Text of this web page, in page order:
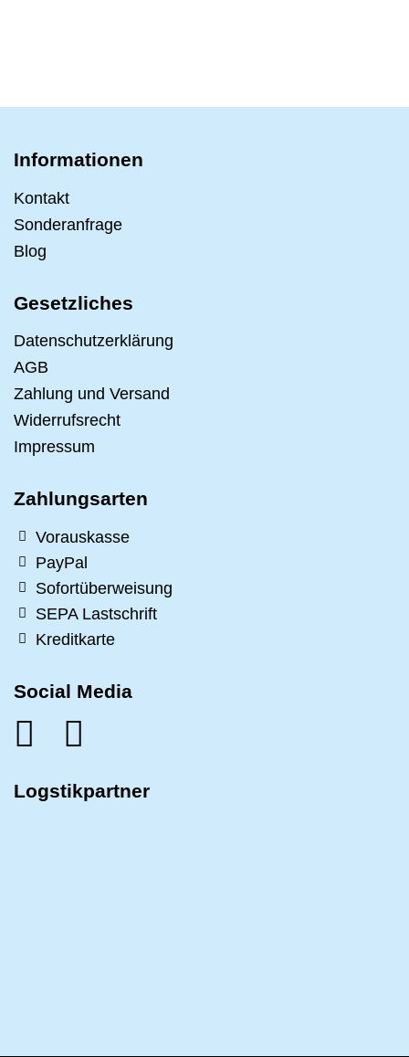
Informationen
Kontakt
Sonderanfrage
Blog
Gesetzliches
Datenschutzerklärung
AGB
Zahlung und Versand
Widerrufsrecht
Impressum
Zahlungsarten
Vorauskasse
PayPal
Sofortüberweisung
SEPA Lastschrift
Kreditkarte
Social Media
Logstikpartner